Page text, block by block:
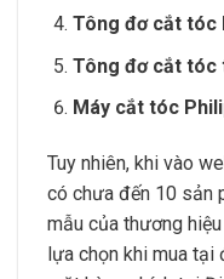
Tông đơ cắt tóc
Tông đơ cắt tóc
Máy cắt tóc
Tuy nhiên, khi vào
có chưa đến 10 sản
mẫu của thương
lựa chọn khi mua tại